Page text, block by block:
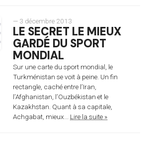
— 3 décembre 2013
LE SECRET LE MIEUX
GARDÉ DU SPORT
MONDIAL
Sur une carte du sport mondial, le
Turkménistan se voit à peine. Un fin
rectangle, caché entre l’Iran,
l’Afghanistan, l’Ouzbékistan et le
Kazakhstan. Quant à sa capitale,
Achgabat, mieux... Lire la suite »